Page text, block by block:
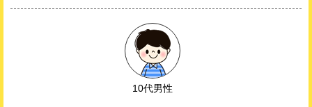
10代男性